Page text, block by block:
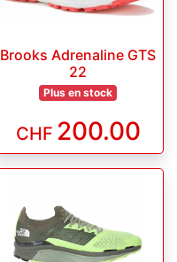
Brooks Adrenaline GTS
22
Plus en stock
CHF 200.00